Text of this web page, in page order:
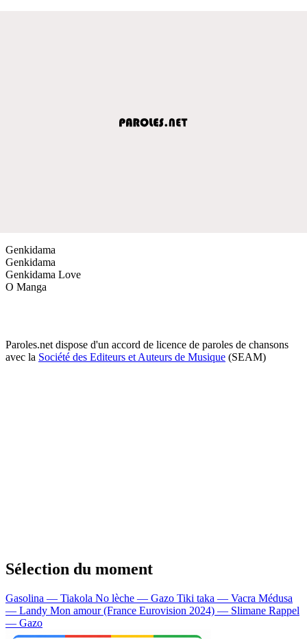
Genkidama
Genkidama
Genkidama Love
O Manga
Paroles.net dispose d'un accord de licence de paroles de chansons
avec la Société des Editeurs et Auteurs de Musique (SEAM)
Sélection du moment
Gasolina — Tiakola No lèche — Gazo Tiki taka — Vacra Médusa
— Landy Mon amour (France Eurovision 2024) — Slimane Rappel
— Gazo